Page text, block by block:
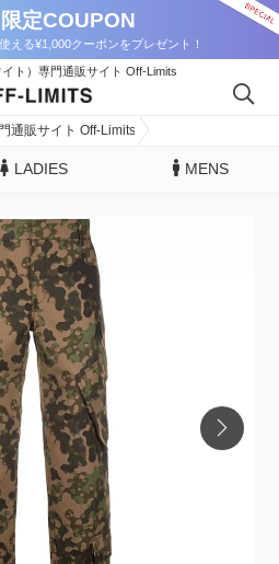
定COUPON
える¥1,000クーポンをプレゼント！
ト）専門通販サイト Off-Limits
通販サイト Off-Limits
LADIES MENS